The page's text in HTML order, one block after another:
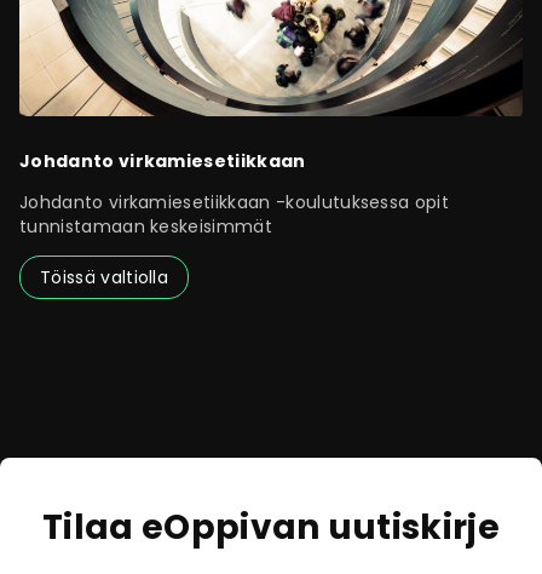
Johdanto virkamiesetiikkaan
Johdanto virkamiesetiikkaan -koulutuksessa opit
tunnistamaan keskeisimmät
Töissä valtiolla
Tilaa eOppivan uutiskirje